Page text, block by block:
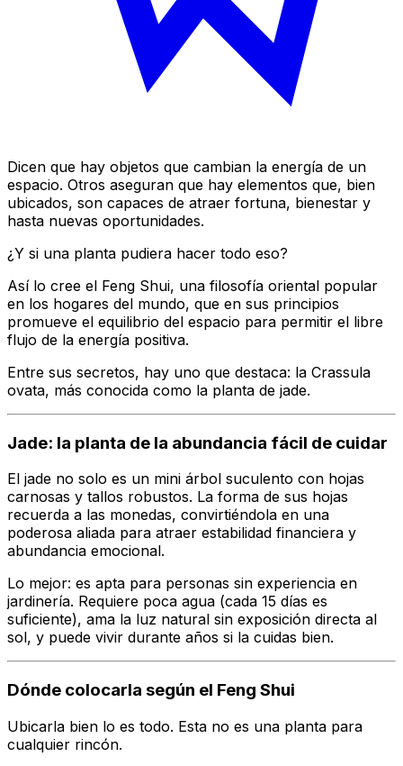
Dicen que hay objetos que cambian la energía de un
espacio. Otros aseguran que hay elementos que, bien
ubicados, son capaces de atraer fortuna, bienestar y
hasta nuevas oportunidades.
¿Y si una planta pudiera hacer todo eso?
Así lo cree el Feng Shui, una filosofía oriental popular
en los hogares del mundo, que en sus principios
promueve el equilibrio del espacio para permitir el libre
flujo de la energía positiva.
Entre sus secretos, hay uno que destaca: la Crassula
ovata, más conocida como la planta de jade.
Jade: la planta de la abundancia fácil de cuidar
El jade no solo es un mini árbol suculento con hojas
carnosas y tallos robustos. La forma de sus hojas
recuerda a las monedas, convirtiéndola en una
poderosa aliada para atraer estabilidad financiera y
abundancia emocional.
Lo mejor: es apta para personas sin experiencia en
jardinería. Requiere poca agua (cada 15 días es
suficiente), ama la luz natural sin exposición directa al
sol, y puede vivir durante años si la cuidas bien.
Dónde colocarla según el Feng Shui
Ubicarla bien lo es todo. Esta no es una planta para
cualquier rincón.